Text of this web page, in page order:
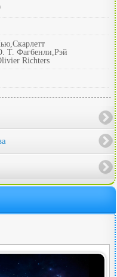
Т. Фагбенли,Рэй
Richters